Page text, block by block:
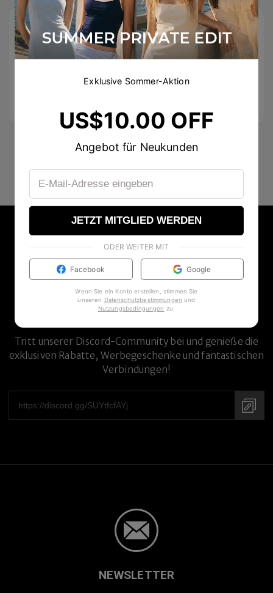
Free Shipping
Einfache
100% sicherer
DISCORD-COMMUNITY
Tritt unserer Discord-Community bei und genieße die
exklusiven Rabatte, Werbegeschenke und fantastischen
Verbindungen!
NEWSLETTER
Exklusive Sommer-Aktion
US$10.00 OFF
Angebot für Neukunden
JETZT MITGLIED WERDEN
ODER WEITER MIT
Facebook Google
Wenn Sie ein Konto erstellen, stimmen Sie
unseren Datenschutzbestimmungen und
Nutzungsbedingungen zu.